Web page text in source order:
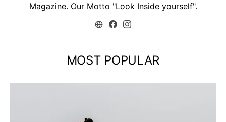
Magazine. Our Motto "Look Inside yourself".
MOST POPULAR